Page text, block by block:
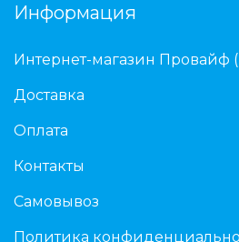
Информация
Интернет-магазин
Доставка
Оплата
Контакты
Самовывоз
Политика